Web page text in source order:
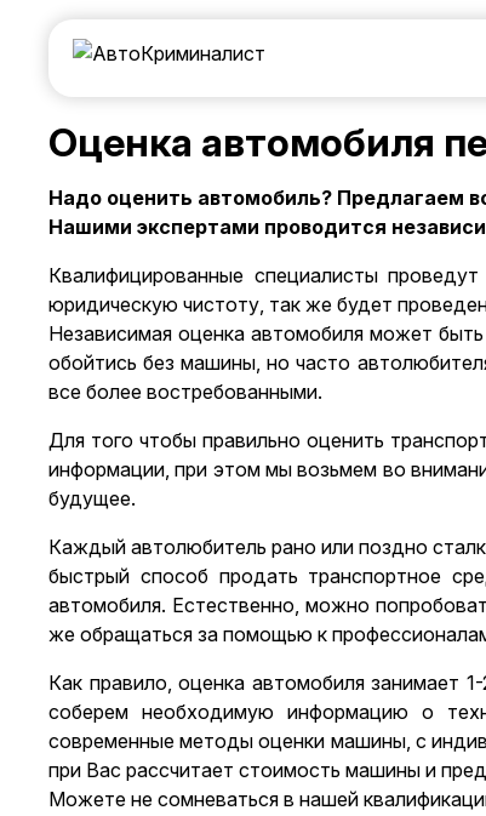
Оценка автомобиля
Надо оценить автомобиль? Предлагаем
Нашими экспертами проводится
Квалифицированные специалисты
юридическую чистоту, так же будет
Независимая оценка автомобиля может
обойтись без машины, но часто
все более востребованными.
Для того чтобы правильно оценить
информации, при этом мы возьмем во
будущее.
Каждый автолюбитель рано или поздно
быстрый способ продать транспортное
автомобиля. Естественно, можно
же обращаться за помощью к
Как правило, оценка автомобиля занимает
соберем необходимую информацию о
современные методы оценки машины, с
при Вас рассчитает стоимость машины и
Можете не сомневаться в нашей